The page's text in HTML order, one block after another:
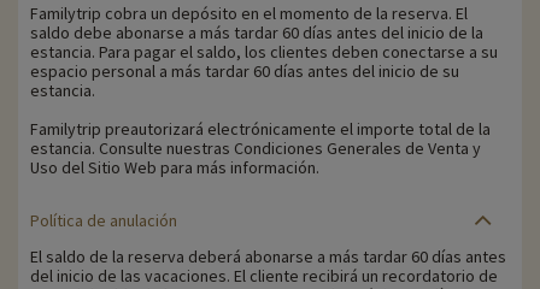
Familytrip cobra un depósito en el momento de la reserva. El
saldo debe abonarse a más tardar 60 días antes del inicio de la
estancia. Para pagar el saldo, los clientes deben conectarse a su
espacio personal a más tardar 60 días antes del inicio de su
estancia.
Familytrip preautorizará electrónicamente el importe total de la
estancia. Consulte nuestras Condiciones Generales de Venta y
Uso del Sitio Web para más información.
Política de anulación
El saldo de la reserva deberá abonarse a más tardar 60 días antes
del inicio de las vacaciones. El cliente recibirá un recordatorio de